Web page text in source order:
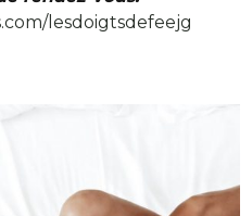
lesdoigtsdefeejg